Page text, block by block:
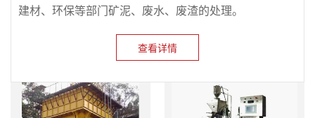
建材、环保等部门矿泥、废水、废渣的处理。
查看详情